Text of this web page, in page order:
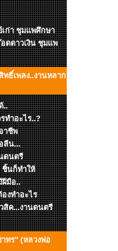
ก่า ชุมแพศึกษา
อดดาวเงิน ชุมแพ
ทธิ์เพลง..งานหลาก
..
ทำอะไร..?
าชีพ
ลีน...
ดนตรี
ชิ้นก็ทำให้
ฝีมือ..
งทำอะไร
สิค...งานดนตรี
ทร" (หลวงพ่อ